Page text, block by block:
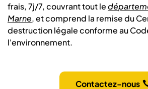
frais, 7j/7, couvrant tout le
Marne, et comprend la remise du
destruction légale conforme au
l'environnement.
Contactez-nous